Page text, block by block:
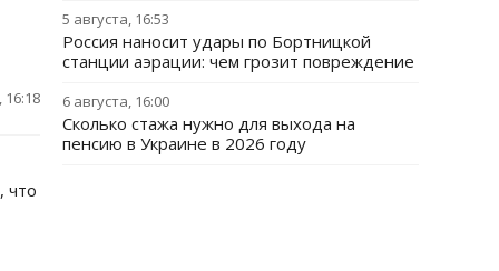
16:18
что
5 августа, 16:53
Россия наносит удары по Бортницкой
станции аэрации: чем грозит повреждение
6 августа, 16:00
Сколько стажа нужно для выхода на
пенсию в Украине в 2026 году